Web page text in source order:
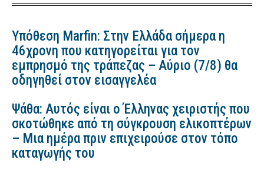
Υπόθεση Marfin: Στην Ελλάδα σήμερα η
46χρονη που κατηγορείται για τον
εμπρησμό της τράπεζας – Αύριο (7/8) θα
οδηγηθεί στον εισαγγελέα
Ψάθα: Αυτός είναι ο Έλληνας χειριστής που
σκοτώθηκε από τη σύγκρουση ελικοπτέρων
– Μια ημέρα πριν επιχειρούσε στον τόπο
καταγωγής του